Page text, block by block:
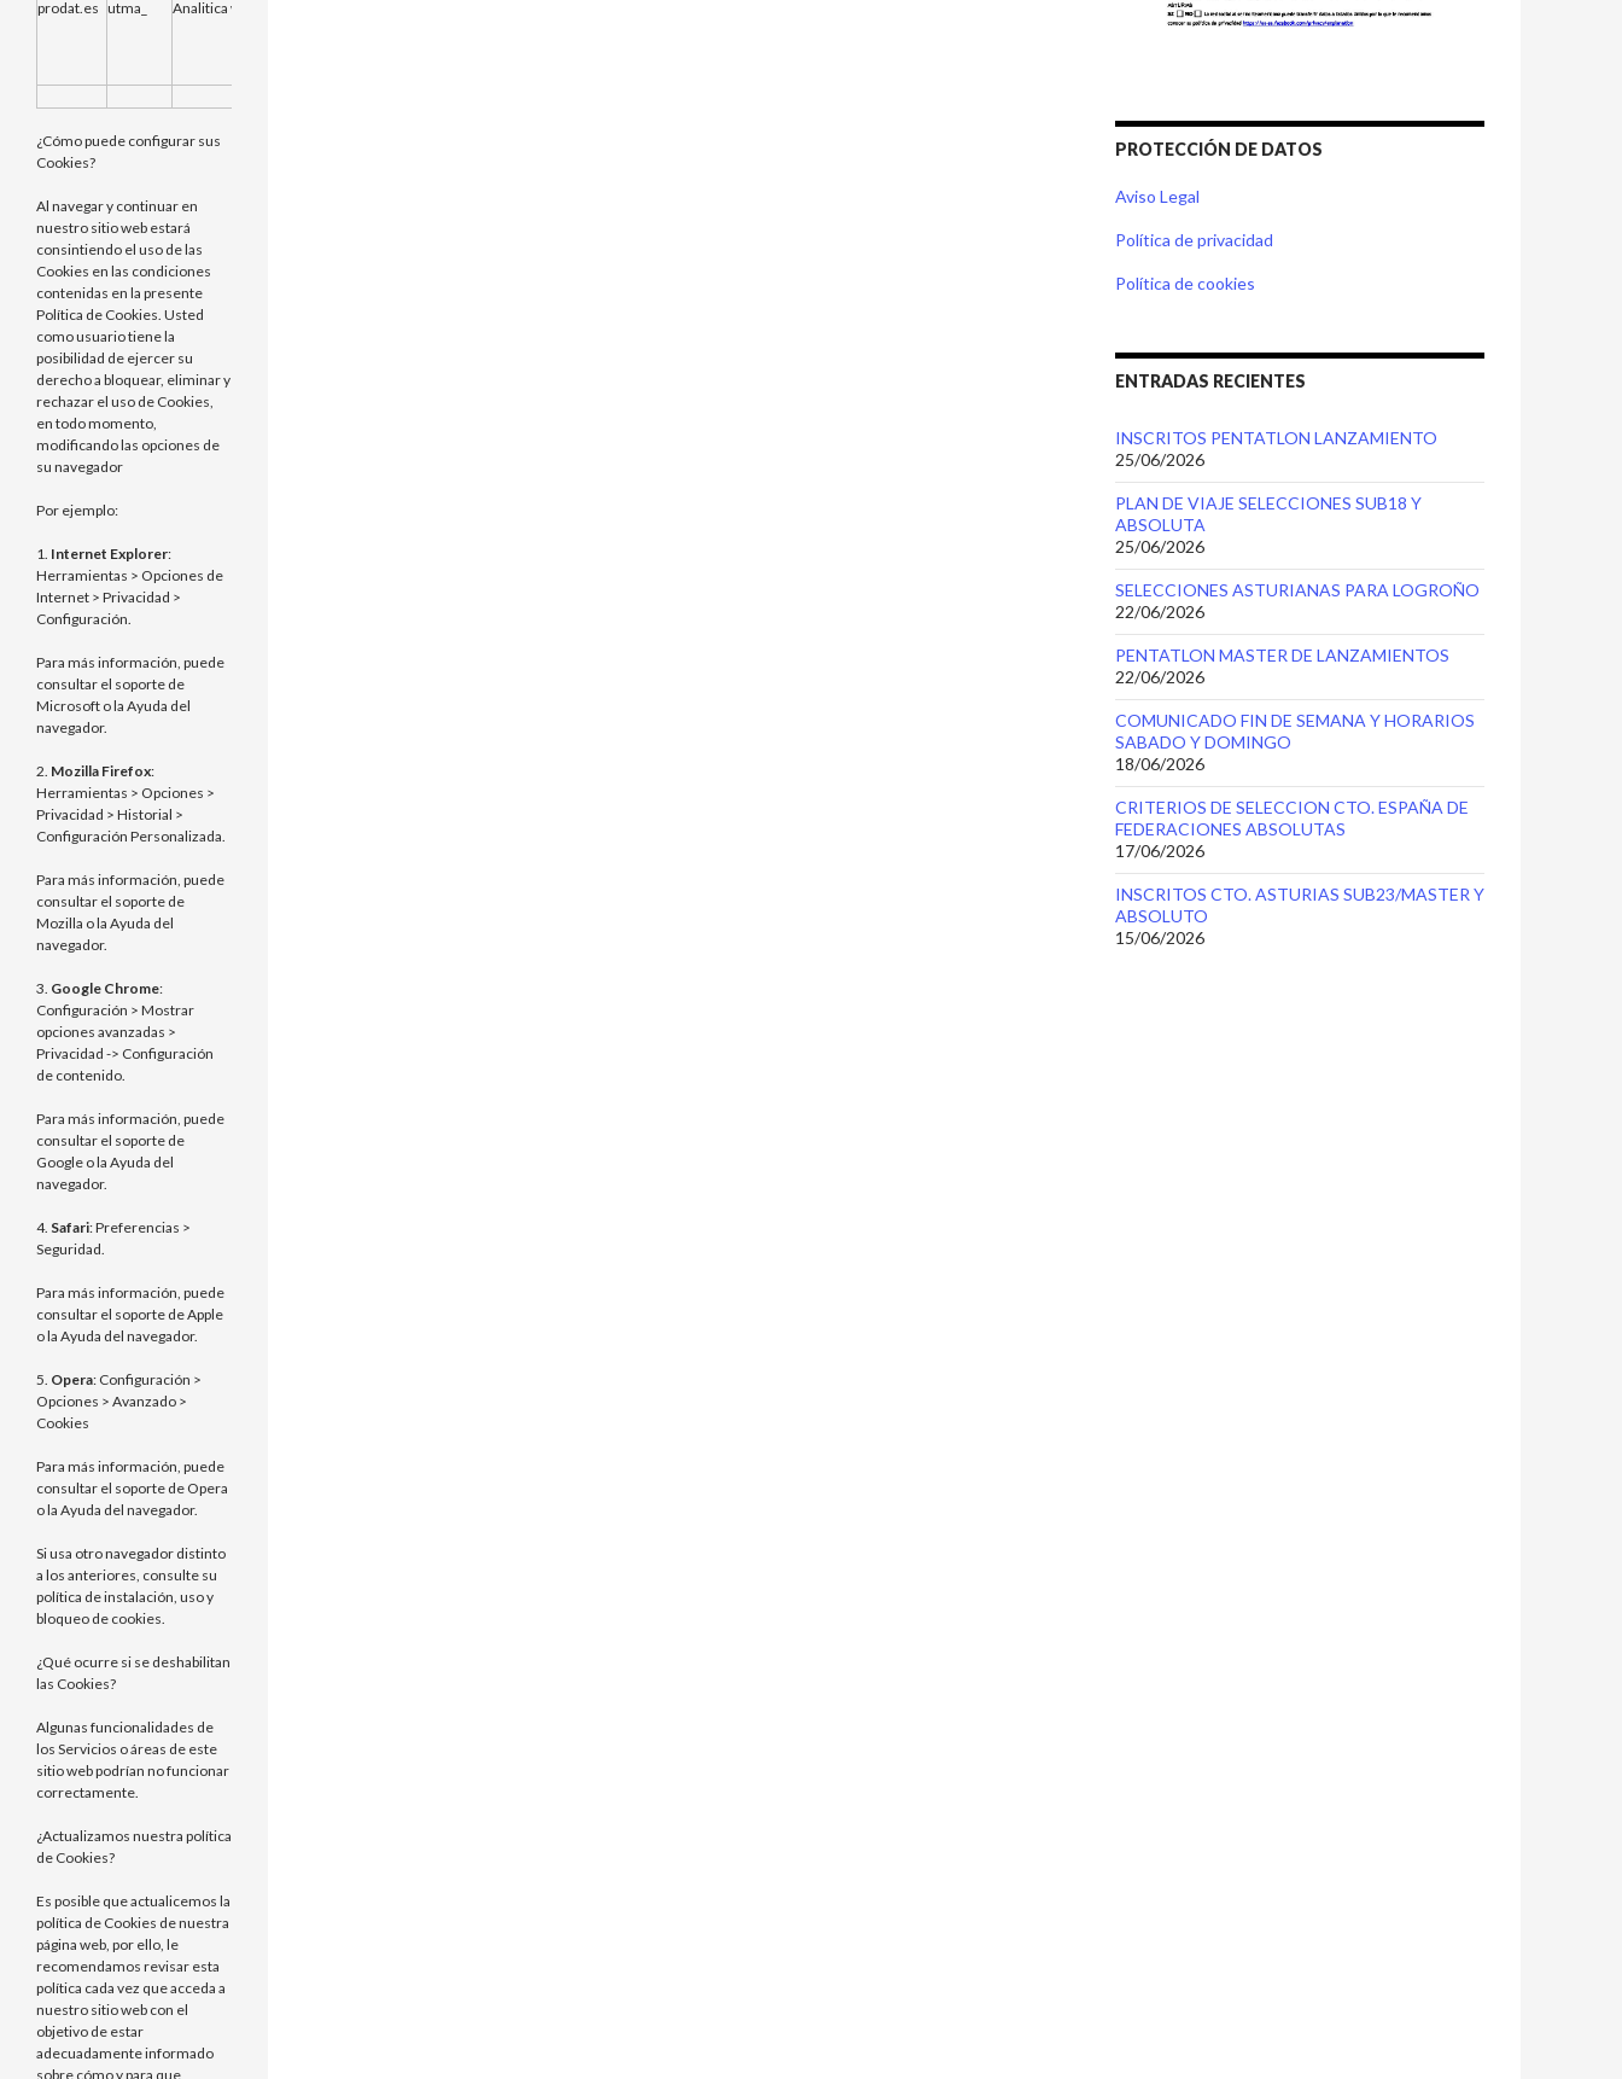
PROTECCIÓN DE DATOS
Aviso Legal
Política de privacidad
Política de cookies
ENTRADAS RECIENTES
INSCRITOS PENTATLON LANZAMIENTO
25/06/2026
PLAN DE VIAJE SELECCIONES SUB18 Y
ABSOLUTA
25/06/2026
SELECCIONES ASTURIANAS PARA LOGROÑO
22/06/2026
PENTATLON MASTER DE LANZAMIENTOS
22/06/2026
COMUNICADO FIN DE SEMANA Y HORARIOS
SABADO Y DOMINGO
18/06/2026
CRITERIOS DE SELECCION CTO. ESPAÑA DE
FEDERACIONES ABSOLUTAS
17/06/2026
INSCRITOS CTO. ASTURIAS SUB23/MASTER Y
ABSOLUTO
15/06/2026
prodat.es utma_ Analitica web
¿Cómo puede configurar sus
Cookies?
Al navegar y continuar en
nuestro sitio web estará
consintiendo el uso de las
Cookies en las condiciones
contenidas en la presente
Política de Cookies. Usted
como usuario tiene la
posibilidad de ejercer su
derecho a bloquear, eliminar y
rechazar el uso de Cookies,
en todo momento,
modificando las opciones de
su navegador
Por ejemplo:
1. Internet Explorer:
Herramientas > Opciones de
Internet > Privacidad >
Configuración.
Para más información, puede
consultar el soporte de
Microsoft o la Ayuda del
navegador.
2. Mozilla Firefox:
Herramientas > Opciones >
Privacidad > Historial >
Configuración Personalizada.
Para más información, puede
consultar el soporte de
Mozilla o la Ayuda del
navegador.
3. Google Chrome:
Configuración > Mostrar
opciones avanzadas >
Privacidad -> Configuración
de contenido.
Para más información, puede
consultar el soporte de
Google o la Ayuda del
navegador.
4. Safari: Preferencias >
Seguridad.
Para más información, puede
consultar el soporte de Apple
o la Ayuda del navegador.
5. Opera: Configuración >
Opciones > Avanzado >
Cookies
Para más información, puede
consultar el soporte de Opera
o la Ayuda del navegador.
Si usa otro navegador distinto
a los anteriores, consulte su
política de instalación, uso y
bloqueo de cookies.
¿Qué ocurre si se deshabilitan
las Cookies?
Algunas funcionalidades de
los Servicios o áreas de este
sitio web podrían no funcionar
correctamente.
¿Actualizamos nuestra política
de Cookies?
Es posible que actualicemos la
política de Cookies de nuestra
página web, por ello, le
recomendamos revisar esta
política cada vez que acceda a
nuestro sitio web con el
objetivo de estar
adecuadamente informado
sobre cómo y para que